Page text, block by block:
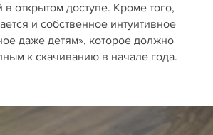
в открытом доступе. Кроме того,
и собственное интуитивное
даже детям», которое должно
к скачиванию в начале года.